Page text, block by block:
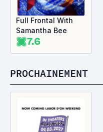
Full Frontal With
Samantha Bee
7.6
PROCHAINEMENT